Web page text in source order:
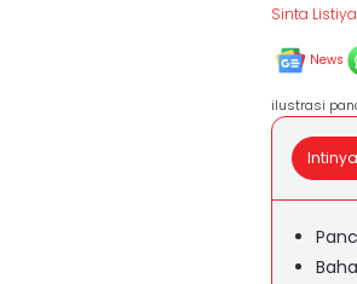
Sinta
News
ilustrasi